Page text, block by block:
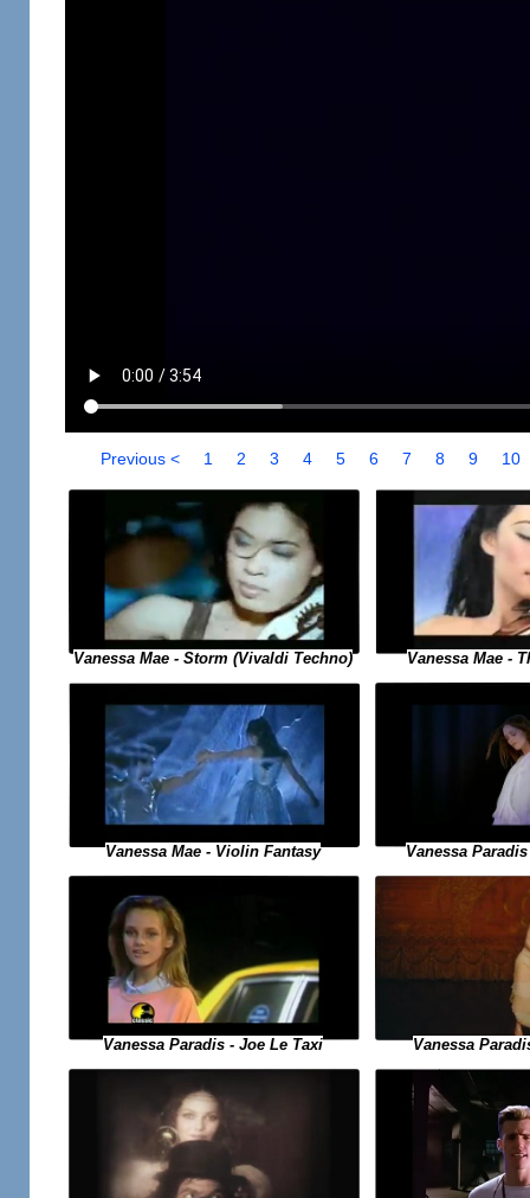
Previous < 1 2 3 4 5 6 7 8 9 10
Vanessa Mae - Storm (Vivaldi Techno) Vanessa Mae -
Vanessa Mae - Violin Fantasy Vanessa
Vanessa Paradis - Joe Le Taxi Vanessa